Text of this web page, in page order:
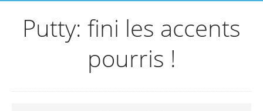
Putty: fini les accents
pourris !